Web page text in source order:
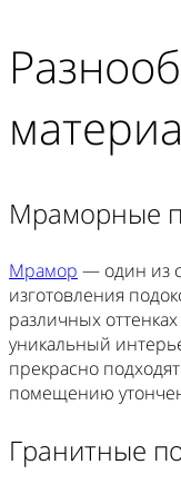
Мраморные
Мрамор — один из
изготовления
различных
уникальный
прекрасно
помещению
Гранитные